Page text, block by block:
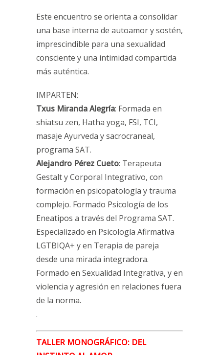
Este encuentro se orienta a consolidar
una base interna de autoamor y sostén,
imprescindible para una sexualidad
consciente y una intimidad compartida
más auténtica.
IMPARTEN:
Txus Miranda Alegría: Formada en
shiatsu zen, Hatha yoga, FSI, TCI,
masaje Ayurveda y sacrocraneal,
programa SAT.
Alejandro Pérez Cueto: Terapeuta
Gestalt y Corporal Integrativo, con
formación en psicopatología y trauma
complejo. Formado Psicología de los
Eneatipos a través del Programa SAT.
Especializado en Psicología Afirmativa
LGTBIQA+ y en Terapia de pareja
desde una mirada integradora.
Formado en Sexualidad Integrativa, y en
violencia y agresión en relaciones fuera
de la norma.
.
TALLER MONOGRÁFICO: DEL